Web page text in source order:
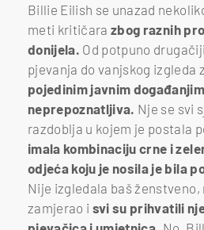
Billie Eilish se unazad
meti kritičarazbog raznih
donijela. Od potpuno
pjevanja do vanjskog izgleda
pojedinim javnim
neprepoznatljiva. Nje se svi
razdoblja u kojem je postala
imala kombinaciju crne i
odjeća koju je nosila je bila
Nije izgledala baš
zamjerao i svi su prihvatili